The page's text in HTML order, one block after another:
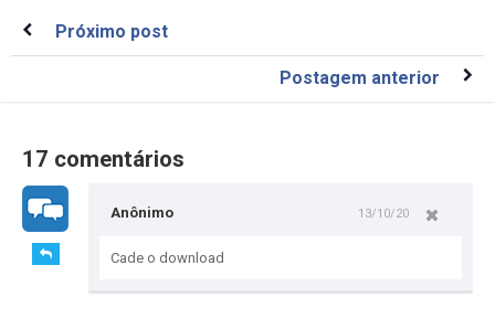
Próximo post
Postagem anterior
17 comentários
Anônimo 13/10/20
Cade o download